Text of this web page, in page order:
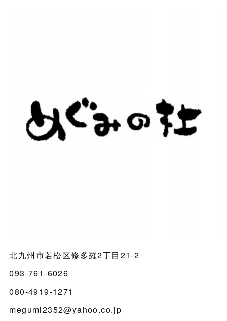
北九州市若松区修多羅2丁目21-2
093-761-6026
080-4919-1271
megumi2352@yahoo.co.jp